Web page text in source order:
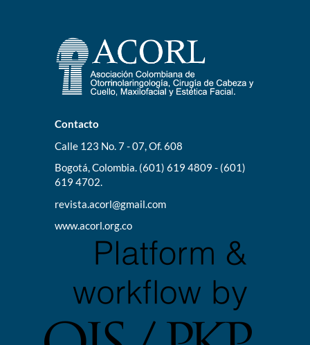
Contacto
Calle 123 No. 7 - 07, Of. 608
Bogotá, Colombia. (601) 619 4809 - (601)
619 4702.
revista.acorl@gmail.com
www.acorl.org.co